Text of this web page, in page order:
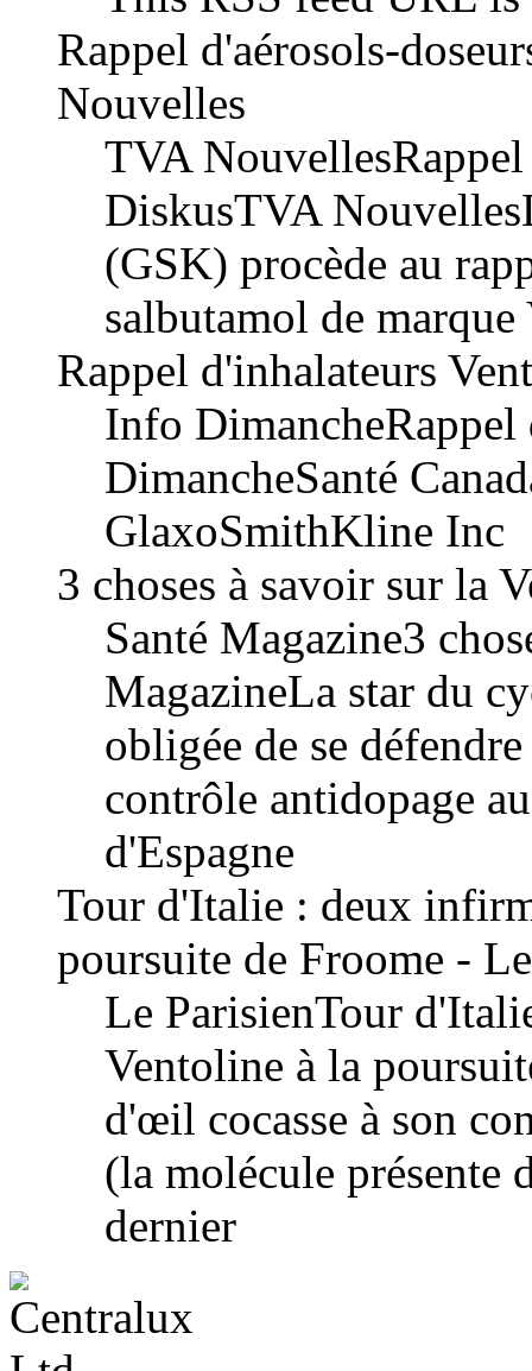
Rappel d'aérosols-
Nouvelles
TVA
DiskusTVA
(GSK) procède au
salbutamol de
Rappel d'inhalateurs
Info
DimancheSanté
GlaxoSmithKline Inc
3 choses à savoir sur la
Santé Magazine3
MagazineLa star du
obligée de se
contrôle antidopage
d'Espagne
Tour d'Italie : deux
poursuite de Froome -
Le ParisienTour
Ventoline à la
d'œil cocasse à son
(la molécule présente
dernier